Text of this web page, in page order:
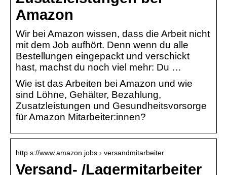
Amazon
Wir bei Amazon wissen, dass die Arbeit nicht
mit dem Job aufhört. Denn wenn du alle
Bestellungen eingepackt und verschickt
hast, machst du noch viel mehr: Du …
Wie ist das Arbeiten bei Amazon und wie
sind Löhne, Gehälter, Bezahlung,
Zusatzleistungen und Gesundheitsvorsorge
für Amazon Mitarbeiter:innen?
http s://www.amazon.jobs › versandmitarbeiter
Versand- /Lagermitarbeiter